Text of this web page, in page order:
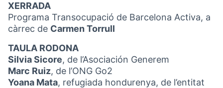
XERRADA
Programa Transocupació de Barcelona Activa, a
càrrec de Carmen Torrull
TAULA RODONA
Silvia Sicore, de l’Asociación Generem
Marc Ruiz, de l’ONG Go2
Yoana Mata, refugiada hondurenya, de l’entitat